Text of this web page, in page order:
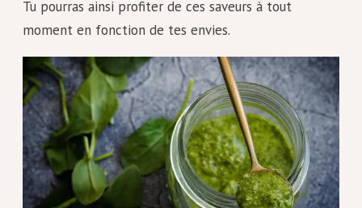
Tu pourras ainsi profiter de ces saveurs à tout
moment en fonction de tes envies.